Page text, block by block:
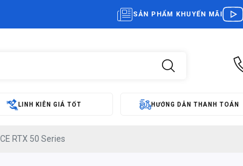
SẢN PHẨM KHUYẾN MÃI
LINH KIÊN GIÁ TỐT HƯỚNG DẪN THANH TOÁN
RTX 50 Series